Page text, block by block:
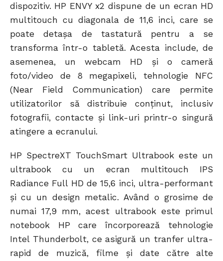
dispozitiv. HP ENVY x2 dispune de un ecran HD
multitouch cu diagonala de 11,6 inci, care se
poate detașa de tastatură pentru a se
transforma într-o tabletă. Acesta include, de
asemenea, un webcam HD și o cameră
foto/video de 8 megapixeli, tehnologie NFC
(Near Field Communication) care permite
utilizatorilor să distribuie conținut, inclusiv
fotografii, contacte și link-uri printr-o singură
atingere a ecranului.
HP SpectreXT TouchSmart Ultrabook este un
ultrabook cu un ecran multitouch IPS
Radiance Full HD de 15,6 inci, ultra-performant
și cu un design metalic. Având o grosime de
numai 17,9 mm, acest ultrabook este primul
notebook HP care încorporează tehnologie
Intel Thunderbolt, ce asigură un tranfer ultra-
rapid de muzică, filme și date către alte